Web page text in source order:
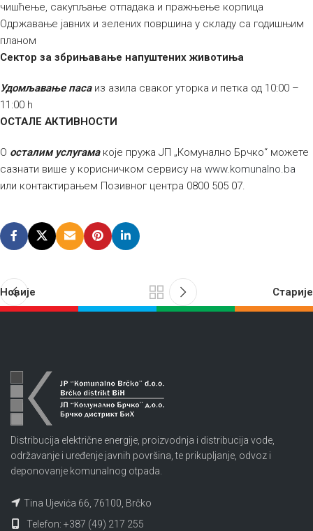
чишћење, сакупљање отпадака и пражњење корпица
Одржавање јавних и зелених површина у складу са годишњим
планом
Сектор за збрињавање напуштених животиња
Удомљавање пасаиз азила сваког уторка и петка од 10:00 –
11:00 h
ОСТАЛЕ АКТИВНОСТИ
О осталим услугамакоје пружа ЈП „Комунално Брчко“ можете
сазнати више у корисничком сервису на www.komunalno.ba
или контактирањем Позивног центра 0800 505 07.
Новије Старије
Distribucija električne energije, proizvodnja i distribucija vode,
održavanje i uređenje javnih površina, te prikupljanje, odvoz i
deponovanje komunalnog otpada.
Tina Ujevića 66, 76100, Brčko
Telefon: +387 (49) 217 255